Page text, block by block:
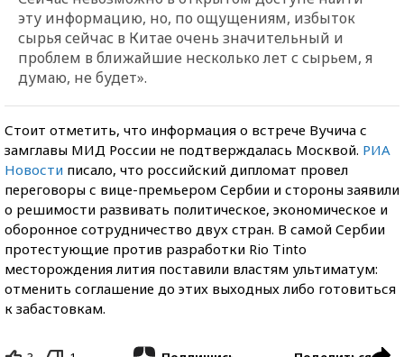
эту информацию, но, по ощущениям, избыток
сырья сейчас в Китае очень значительный и
проблем в ближайшие несколько лет с сырьем, я
думаю, не будет».
Стоит отметить, что информация о встрече Вучича с
замглавы МИД России не подтверждалась Москвой. РИА
Новости писало, что российский дипломат провел
переговоры с вице-премьером Сербии и стороны заявили
о решимости развивать политическое, экономическое и
оборонное сотрудничество двух стран. В самой Сербии
протестующие против разработки Rio Tinto
месторождения лития поставили властям ультиматум:
отменить соглашение до этих выходных либо готовиться
к забастовкам.